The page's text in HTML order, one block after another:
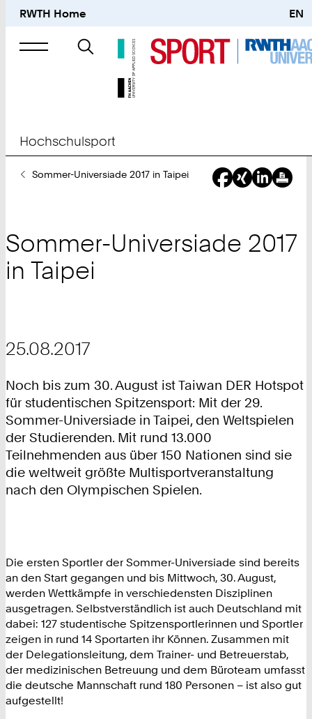
RWTH Home EN
Suche
nach
Hochschulsport
SieSommer-Universiade 2017 in Taipei
Sommer-Universiade 2017
in Taipei
25.08.2017
Noch bis zum 30. August ist Taiwan DER Hotspot
für studentischen Spitzensport: Mit der 29.
Sommer-Universiade in Taipei, den Weltspielen
der Studierenden. Mit rund 13.000
Teilnehmenden aus über 150 Nationen sind sie
die weltweit größte Multisportveranstaltung
nach den Olympischen Spielen.
Die ersten Sportler der Sommer-Universiade sind bereits
an den Start gegangen und bis Mittwoch, 30. August,
werden Wettkämpfe in verschiedensten Disziplinen
ausgetragen. Selbstverständlich ist auch Deutschland mit
dabei: 127 studentische Spitzensportlerinnen und Sportler
zeigen in rund 14 Sportarten ihr Können. Zusammen mit
der Delegationsleitung, dem Trainer- und Betreuerstab,
der medizinischen Betreuung und dem Büroteam umfasst
die deutsche Mannschaft rund 180 Personen – ist also gut
aufgestellt!